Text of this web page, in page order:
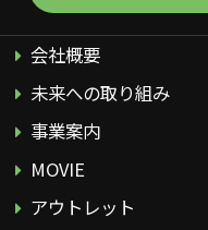
会社概要
未来への取り組み
事業案内
MOVIE
アウトレット